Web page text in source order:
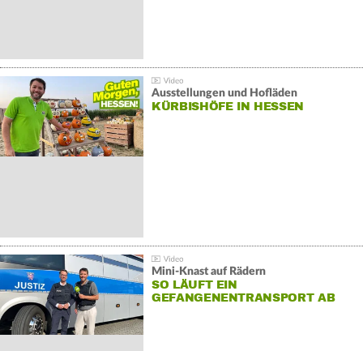
Ausstellungen und Hofläden
KÜRBISHÖFE IN HESSEN
Mini-Knast auf Rädern
SO LÄUFT EIN
GEFANGENENTRANSPORT AB